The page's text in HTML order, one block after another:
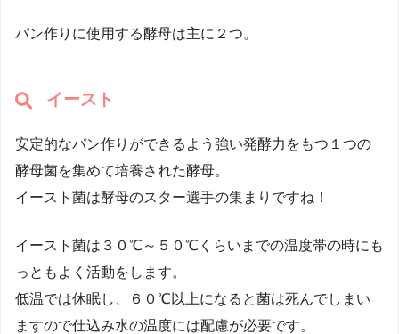
パン作りに使用する酵母は主に２つ。
イースト
安定的なパン作りができるよう強い発酵力をもつ１つの
酵母菌を集めて培養された酵母。
イースト菌は酵母のスター選手の集まりですね！
イースト菌は３０℃～５０℃くらいまでの温度帯の時にも
っともよく活動をします。
低温では休眠し、６０℃以上になると菌は死んでしまい
ますので仕込み水の温度には配慮が必要です。